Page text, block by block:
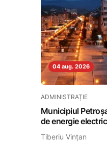
04 aug. 2026
ADMINISTRAȚIE
Municipiul
de energie
Tiberiu Vințan